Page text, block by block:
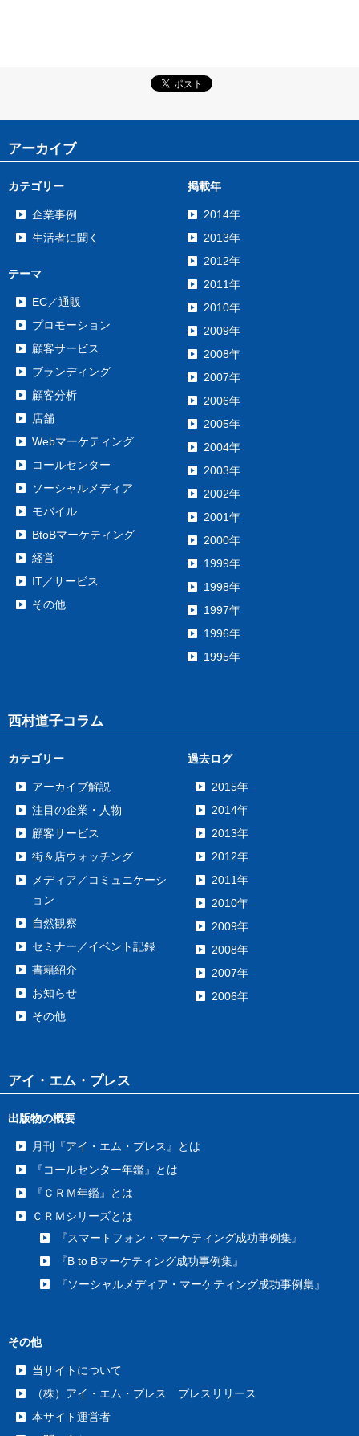
アーカイブ
カテゴリー
企業事例
生活者に聞く
テーマ
EC／通販
プロモーション
顧客サービス
ブランディング
顧客分析
店舗
Webマーケティング
コールセンター
ソーシャルメディア
モバイル
BtoBマーケティング
経営
IT／サービス
その他
掲載年
2014年
2013年
2012年
2011年
2010年
2009年
2008年
2007年
2006年
2005年
2004年
2003年
2002年
2001年
2000年
1999年
1998年
1997年
1996年
1995年
西村道子コラム
カテゴリー
アーカイブ解説
注目の企業・人物
顧客サービス
街＆店ウォッチング
メディア／コミュニケーシ
ョン
自然観察
セミナー／イベント記録
書籍紹介
お知らせ
その他
過去ログ
2015年
2014年
2013年
2012年
2011年
2010年
2009年
2008年
2007年
2006年
アイ・エム・プレス
出版物の概要
月刊『アイ・エム・プレス』とは
『コールセンター年鑑』とは
『ＣＲＭ年鑑』とは
ＣＲＭシリーズとは
『スマートフォン・マーケティング成功事例集』
『B to Bマーケティング成功事例集』
『ソーシャルメディア・マーケティング成功事例集』
その他
当サイトについて
（株）アイ・エム・プレス プレスリリース
本サイト運営者